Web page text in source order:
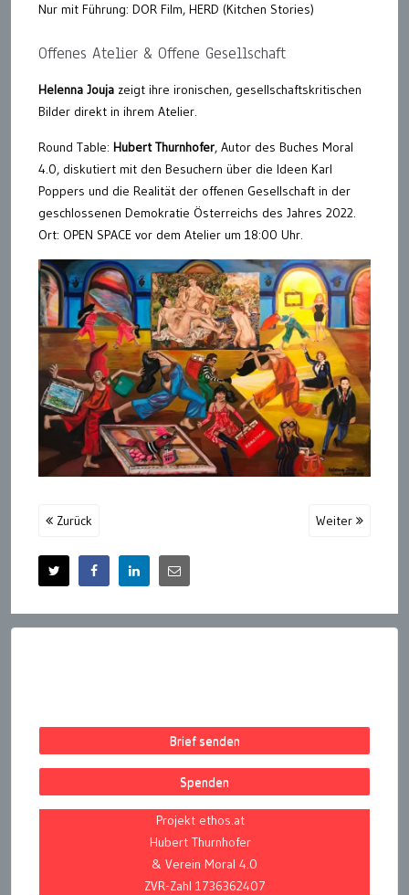
Nur mit Führung: DOR Film, HERD (Kitchen Stories)
Offenes Atelier & Offene Gesellschaft
Helenna Jouja zeigt ihre ironischen, gesellschaftskritischen
Bilder direkt in ihrem Atelier.
Round Table: Hubert Thurnhofer, Autor des Buches Moral
4.0, diskutiert mit den Besuchern über die Ideen Karl
Poppers und die Realität der offenen Gesellschaft in der
geschlossenen Demokratie Österreichs des Jahres 2022.
Ort: OPEN SPACE vor dem Atelier um 18:00 Uhr.
Zurück Weiter
Brief senden
Spenden
Projekt ethos.at
Hubert Thurnhofer
& Verein Moral 4.0
ZVR-Zahl 1736362407